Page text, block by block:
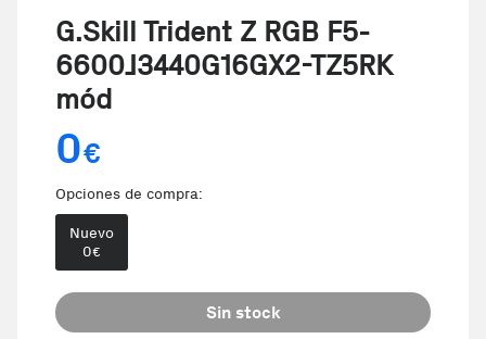
G.Skill Trident Z RGB F5-
6600J3440G16GX2-TZ5RK
mód
0€
Opciones de compra:
Nuevo
0€
Sin stock